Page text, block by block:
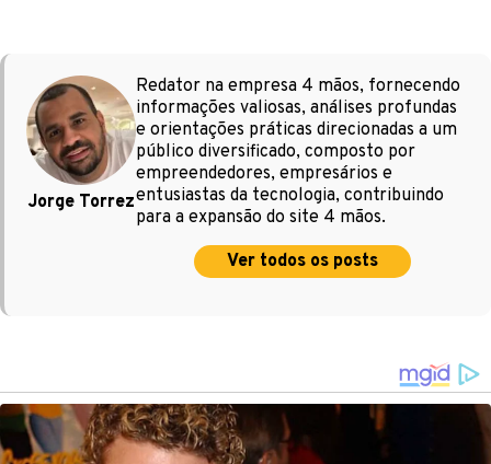
Jorge Torrez
Redator na empresa 4 mãos, fornecendo
informações valiosas, análises profundas
e orientações práticas direcionadas a um
público diversificado, composto por
empreendedores, empresários e
entusiastas da tecnologia, contribuindo
para a expansão do site 4 mãos.
Ver todos os posts